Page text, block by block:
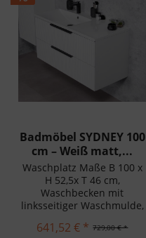
Badmöbel SYDNEY 100
cm – Weiß matt,...
Waschplatz Maße B 100 x
H 52,5x T 46 cm,
Waschbecken mit
linksseitiger Waschmulde,
Waschbeckenunterschrank
729,00 € *
641,52 € *